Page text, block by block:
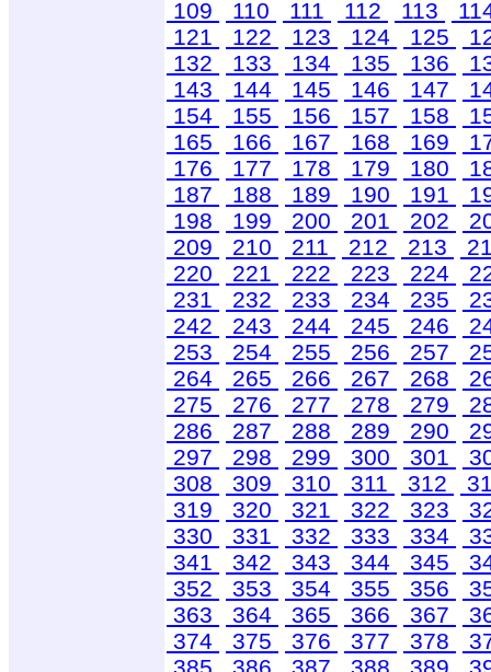
109
110 111 112 113
121
122 123 124 125
132
133 134 135 136
143
144 145 146 147
154
155 156 157 158
165
166 167 168 169
176
177 178 179 180
187
188 189 190 191
198
199 200 201 202
209
210 211 212 213
220
221 222 223 224
231
232 233 234 235
242
243 244 245 246
253
254 255 256 257
264
265 266 267 268
275
276 277 278 279
286
287 288 289 290
297
298 299 300 301
308
309 310 311 312
319
320 321 322 323
330
331 332 333 334
341
342 343 344 345
352
353 354 355 356
363
364 365 366 367
374
375 376 377 378